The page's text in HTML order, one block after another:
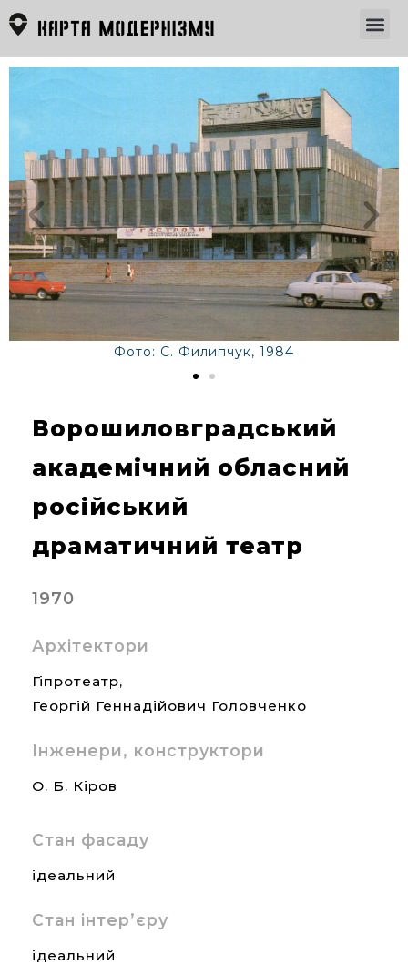
Фото: С. Филипчук, 1984
Ворошиловградський
академічний обласний
російський
драматичний театр
1970
Архітектори
Гіпротеатр,
Георгій Геннадійович Головченко
Інженери, конструктори
О. Б. Кіров
Стан фасаду
ідеальний
Стан інтер’єру
ідеальний